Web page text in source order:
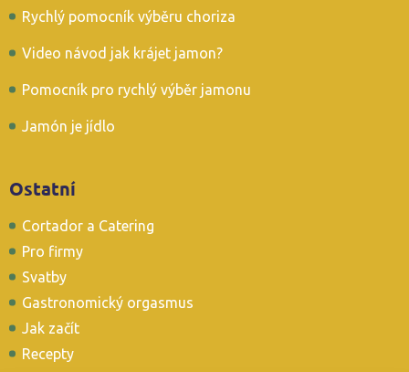
Rychlý pomocník výběru choriza
Video návod jak krájet jamon?
Pomocník pro rychlý výběr jamonu
Jamón je jídlo
Ostatní
Cortador a Catering
Pro firmy
Svatby
Gastronomický orgasmus
Jak začít
Recepty